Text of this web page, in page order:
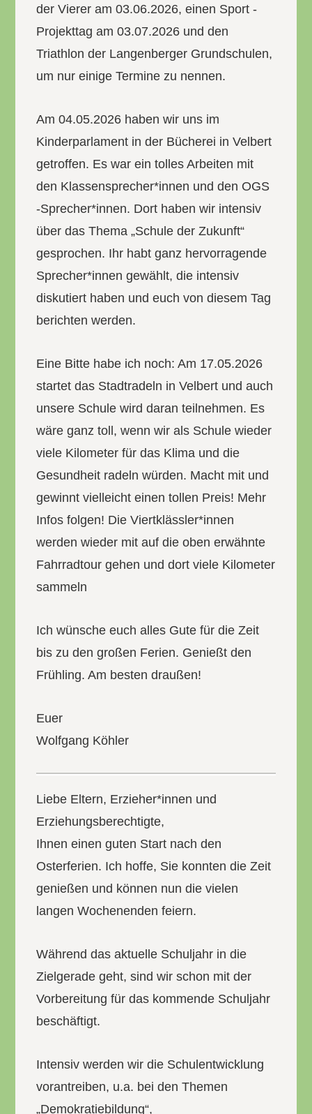
der Vierer am 03.06.2026, einen Sport -
Projekttag am 03.07.2026 und den
Triathlon der Langenberger Grundschulen,
um nur einige Termine zu nennen.
Am 04.05.2026 haben wir uns im
Kinderparlament in der Bücherei in Velbert
getroffen. Es war ein tolles Arbeiten mit
den Klassensprecher*innen und den OGS
-Sprecher*innen. Dort haben wir intensiv
über das Thema „Schule der Zukunft“
gesprochen. Ihr habt ganz hervorragende
Sprecher*innen gewählt, die intensiv
diskutiert haben und euch von diesem Tag
berichten werden.
Eine Bitte habe ich noch: Am 17.05.2026
startet das Stadtradeln in Velbert und auch
unsere Schule wird daran teilnehmen. Es
wäre ganz toll, wenn wir als Schule wieder
viele Kilometer für das Klima und die
Gesundheit radeln würden. Macht mit und
gewinnt vielleicht einen tollen Preis! Mehr
Infos folgen! Die Viertklässler*innen
werden wieder mit auf die oben erwähnte
Fahrradtour gehen und dort viele Kilometer
sammeln
Ich wünsche euch alles Gute für die Zeit
bis zu den großen Ferien. Genießt den
Frühling. Am besten draußen!
Euer
Wolfgang Köhler
Liebe Eltern, Erzieher*innen und
Erziehungsberechtigte,
Ihnen einen guten Start nach den
Osterferien. Ich hoffe, Sie konnten die Zeit
genießen und können nun die vielen
langen Wochenenden feiern.
Während das aktuelle Schuljahr in die
Zielgerade geht, sind wir schon mit der
Vorbereitung für das kommende Schuljahr
beschäftigt.
Intensiv werden wir die Schulentwicklung
vorantreiben, u.a. bei den Themen
„Demokratiebildung“,